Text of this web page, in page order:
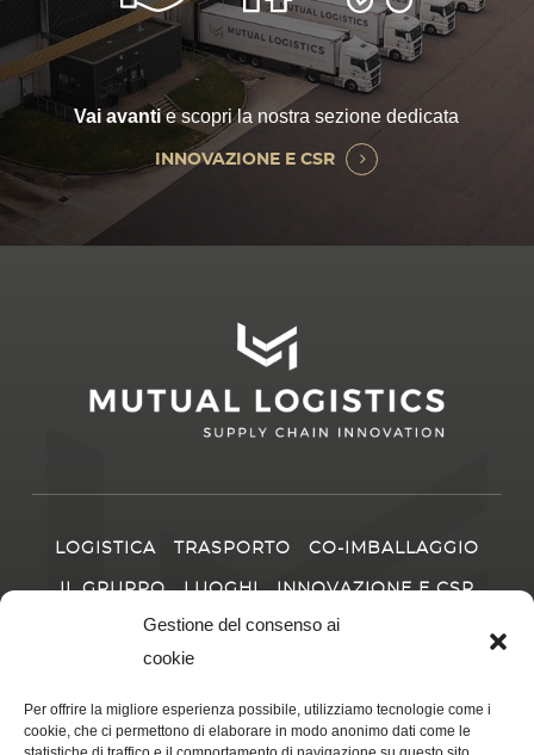
Gestione del consenso ai
cookie
Per offrire la migliore esperienza possibile, utilizziamo tecnologie come i
cookie, che ci permettono di elaborare in modo anonimo dati come le
Vai avantie scopri la nostra sezione dedicata
INNOVAZIONE E CSR
LOGISTICA TRASPORTO CO-IMBALLAGGIO
IL GRUPPO LUOGHI
INNOVAZIONE E CSR
CARRIERA
NOTIZIE